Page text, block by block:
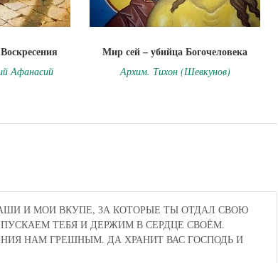
Афанасий
Мир сей – убийца Богочеловека
Архим. Тихон (Шевкунов)
И МОИ ВКУПЕ, ЗА КОТОРЫЕ ТЫ ОТДАЛ СВОЮ
ТЕБЯ И ДЕРЖИМ В СЕРДЦЕ СВОЁМ.
НАМ ГРЕШНЫМ. ДА ХРАНИТ ВАС ГОСПОДЬ И